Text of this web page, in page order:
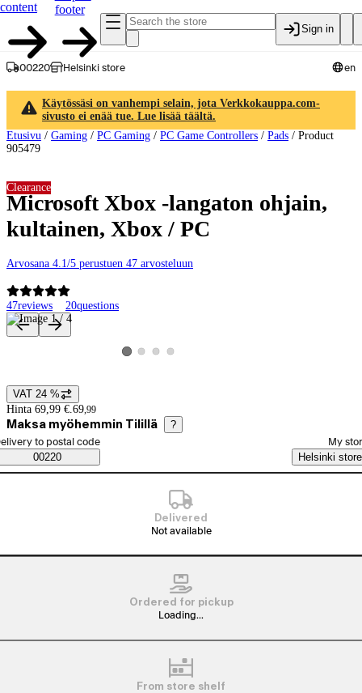
content
footer
Sign in
00220 Helsinki store en
Käytössäsi on vanhempi selain, jota Verkkokauppa.com-
sivusto ei enää tue. Lue lisää täältä.
Etusivu / Gaming / PC Gaming / PC Game Controllers / Pads / Product
905479
Microsoft Xbox -langaton ohjain,
kultainen, Xbox / PC
Arvosana 4.1/5 perustuen 47 arvosteluun
47reviews 20questions
Clearance
Product images and videos
View product image 1
View product image 2
View product image 3
View product image 4
Price details
VAT 24 %
Hinta 69,99 €. 69,99
Maksa myöhemmin Tilillä ?
Saatavuustiedot
order method
to postal code
00220
My
Helsinki store
Delivered
Not available
Ordered for pickup
Loading...
From store shelf